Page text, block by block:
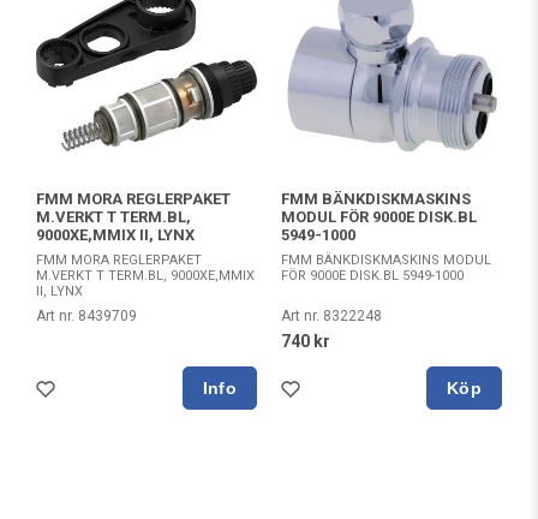
FMM MORA REGLERPAKET
M.VERKT T TERM.BL,
9000XE,MMIX II, LYNX
FMM MORA REGLERPAKET
M.VERKT T TERM.BL, 9000XE,MMIX
II, LYNX
Art nr. 8439709
FMM BÄNKDISKMASKINS
MODUL FÖR 9000E DISK.BL
5949-1000
FMM BÄNKDISKMASKINS MODUL
FÖR 9000E DISK.BL 5949-1000
Art nr. 8322248
740 kr
Köp